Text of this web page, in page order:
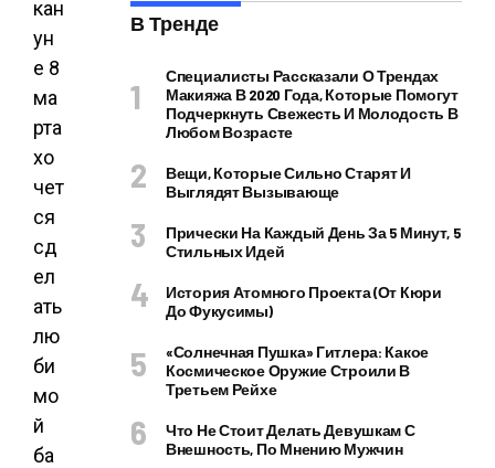
кан
ун
е 8
ма
рта
хо
чет
ся
сд
ел
ать
лю
би
мо
й
ба
В Тренде
Специалисты Рассказали О Трендах
Макияжа В 2020 Года, Которые Помогут
Подчеркнуть Свежесть И Молодость В
Любом Возрасте
Вещи, Которые Сильно Старят И
Выглядят Вызывающе
Прически На Каждый День За 5 Минут, 5
Стильных Идей
История Атомного Проекта (от Кюри
До Фукусимы)
«Солнечная Пушка» Гитлера: Какое
Космическое Оружие Строили В
Третьем Рейхе
Что Не Стоит Делать Девушкам С
Внешность, По Мнению Мужчин